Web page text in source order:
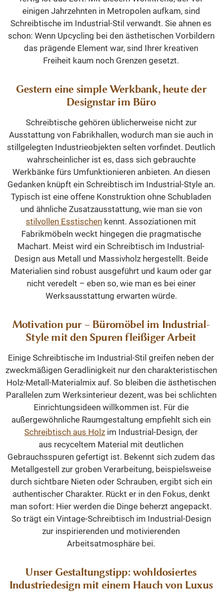
einigen Jahrzehnten in Metropolen aufkam, sind
Schreibtische im Industrial-Stil verwandt. Sie ahnen es
schon: Wenn Upcycling bei den ästhetischen Vorbildern
das prägende Element war, sind Ihrer kreativen
Freiheit kaum noch Grenzen gesetzt.
Gestern eine simple Werkbank, heute der
Designstar im Büro
Schreibtische gehören üblicherweise nicht zur
Ausstattung von Fabrikhallen, wodurch man sie auch in
stillgelegten Industrieobjekten selten vorfindet. Deutlich
wahrscheinlicher ist es, dass sich gebrauchte
Werkbänke fürs Umfunktionieren anbieten. An diesen
Gedanken knüpft ein Schreibtisch im Industrial-Style an.
Typisch ist eine offene Konstruktion ohne Schubladen
und ähnliche Zusatzausstattung, wie man sie von
stilvollen Esstischen kennt. Assoziationen mit
Fabrikmöbeln weckt hingegen die pragmatische
Machart. Meist wird ein Schreibtisch im Industrial-
Design aus Metall und Massivholz hergestellt. Beide
Materialien sind robust ausgeführt und kaum oder gar
nicht veredelt – eben so, wie man es bei einer
Werksausstattung erwarten würde.
Motivation pur – Büromöbel im Industrial-
Style mit den Spuren fleißiger Arbeit
Einige Schreibtische im Industrial-Stil greifen neben der
zweckmäßigen Geradlinigkeit nur den charakteristischen
Holz-Metall-Materialmix auf. So bleiben die ästhetischen
Parallelen zum Werksinterieur dezent, was bei schlichten
Einrichtungsideen willkommen ist. Für die
außergewöhnliche Raumgestaltung empfiehlt sich ein
Schreibtisch aus Holz im Industrial-Design, der
aus recyceltem Material mit deutlichen
Gebrauchsspuren gefertigt ist. Bekennt sich zudem das
Metallgestell zur groben Verarbeitung, beispielsweise
durch sichtbare Nieten oder Schrauben, ergibt sich ein
authentischer Charakter. Rückt er in den Fokus, denkt
man sofort: Hier werden die Dinge beherzt angepackt.
So trägt ein Vintage-Schreibtisch im Industrial-Design
zur inspirierenden und motivierenden
Arbeitsatmosphäre bei.
Unser Gestaltungstipp: wohldosiertes
Industriedesign mit einem Hauch von Luxus